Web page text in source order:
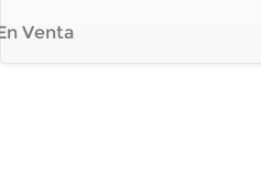
Venta